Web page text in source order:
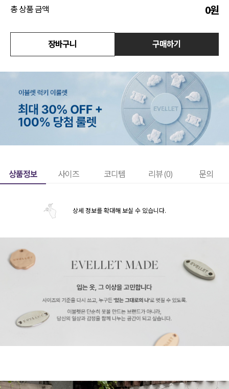
총 상품 금액 0원
장바구니 구매하기
상품정보 사이즈 코디템 리뷰 (0) 문의
상세 정보를 확대해 보실 수 있습니다.